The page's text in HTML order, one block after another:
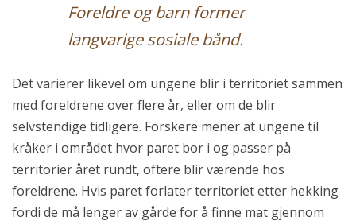
Foreldre og barn former
langvarige sosiale bånd.
Det varierer likevel om ungene blir i territoriet sammen
med foreldrene over flere år, eller om de blir
selvstendige tidligere. Forskere mener at ungene til
kråker i området hvor paret bor i og passer på
territorier året rundt, oftere blir værende hos
foreldrene. Hvis paret forlater territoriet etter hekking
fordi de må lenger av gårde for å finne mat gjennom